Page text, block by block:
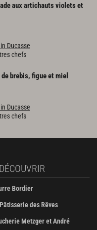
auxartichautsvioletset
Ducasse
chefs
de brebis, figueetmiel
Ducasse
chefs
Bordier
des Rêves
Metzger et André